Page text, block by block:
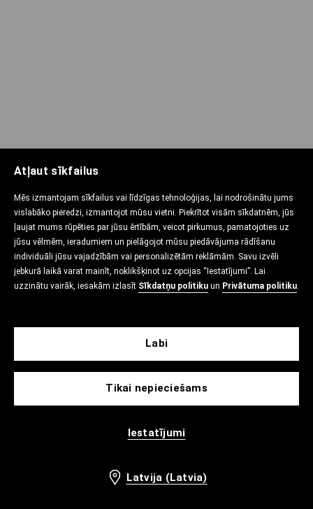
Atļaut sīkfailus
Mēs izmantojam sīkfailus vai līdzīgas tehnoloģijas, lai nodrošinātu jums
vislabāko pieredzi, izmantojot mūsu vietni. Piekrītot visām sīkdatnēm, jūs
ļaujat mums rūpēties par jūsu ērtībām, veicot pirkumus, pamatojoties uz
jūsu vēlmēm, ieradumiem un pielāgojot mūsu piedāvājuma rādīšanu
individuāli jūsu vajadzībām vai personalizētām reklāmām. Savu izvēli
jebkurā laikā varat mainīt, noklikšķinot uz opcijas “Iestatījumi”. Lai
uzzinātu vairāk, iesakām izlasīt Sīkdatņu politiku un Privātuma politiku.
Tikai nepieciešams
Iestatījumi
Labi
Latvija (Latvia)